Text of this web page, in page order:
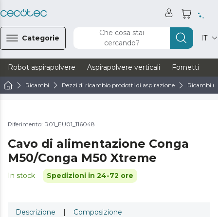
Categorie
Che cosa stai
cercando?
IT
Robot aspirapolvere Aspirapolvere verticali Fornetti
Ricambi Pezzi di ricambio prodotti di aspirazione Ricambi
Riferimento: R01_EU01_116048
Cavo di alimentazione Conga
M50/Conga M50 Xtreme
In stock Spedizioni in 24-72 ore
Descrizione | Composizione